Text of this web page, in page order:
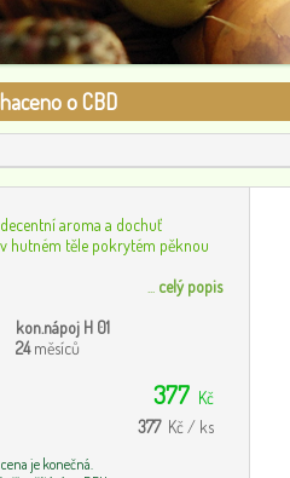
o CBD
aroma a dochuť
hutném těle pokrytém pěknou
celý popis
kon.nápoj H 01
24měsíců
377 Kč
377 Kč / ks
je konečná.